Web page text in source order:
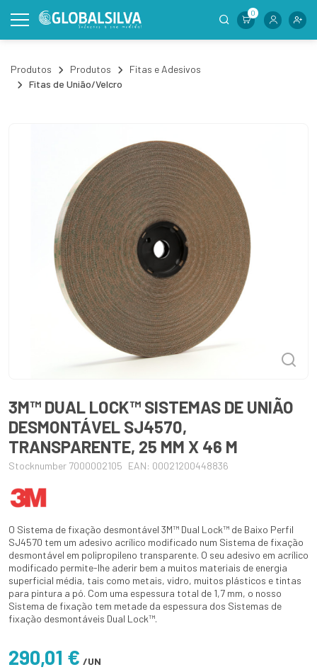
0
Produtos Produtos
Fitas e Adesivos
Fitas de União/Velcro
3M™ DUAL LOCK™ SISTEMAS DE UNIÃO
DESMONTÁVEL SJ4570,
TRANSPARENTE, 25 MM X 46 M
Stocknumber 7000002105 EAN: 00021200448836
O Sistema de fixação desmontável 3M™ Dual Lock™ de Baixo Perfil
SJ4570 tem um adesivo acrílico modificado num Sistema de fixação
desmontável em polipropileno transparente. O seu adesivo em acrílico
modificado permite-lhe aderir bem a muitos materiais de energia
superficial média, tais como metais, vidro, muitos plásticos e tintas
para pintura a pó. Com uma espessura total de 1,7 mm, o nosso
Sistema de fixação tem metade da espessura dos Sistemas de
fixação desmontáveis Dual Lock™.
290,01 € /UN